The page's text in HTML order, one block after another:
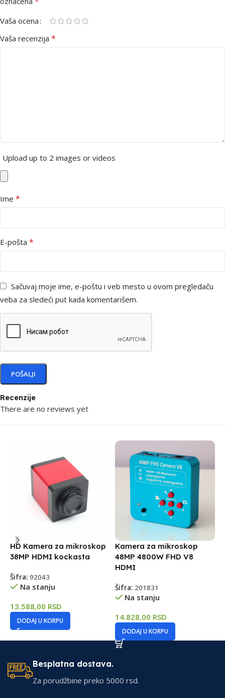
Recenzije
There are no reviews yet
Vaša ocena
Vaša recenzija *
Upload up to 2 images or videos
Ime *
E-pošta *
Sačuvaj moje ime, e-poštu i veb mesto u ovom pregledaču
veba za sledeći put kada komentarišem.
HD Kamera za mikroskop
38MP HDMI kockasta
Šifra: 92043
Na stanju
13.588,00 RSD
DODAJ U KORPU
Kamera za mikroskop
48MP 4800W FHD V8
HDMI
Šifra: 201831
Na stanju
14.828,00 RSD
DODAJ U KORPU
Besplatna dostava.
Za porudžbine preko 5000 rsd.